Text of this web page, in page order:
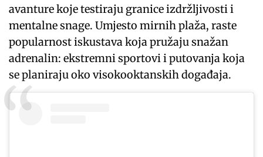
avanture koje testiraju granice izdržljivosti i
mentalne snage. Umjesto mirnih plaža, raste
popularnost iskustava koja pružaju snažan
adrenalin: ekstremni sportovi i putovanja koja
se planiraju oko visokooktanskih događaja.